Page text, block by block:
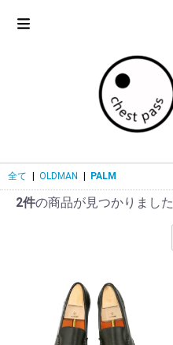
全て OLDMAN PALM
2件の商品が見つかりました